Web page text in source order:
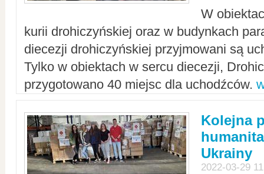
W
kurii drohiczyńskiej oraz w budynkach
diecezji drohiczyńskiej przyjmowani są
Tylko w obiektach w sercu diecezji,
przygotowano 40 miejsc dla uchodźców.
Kolejna
Ukrainy
2022-03-29